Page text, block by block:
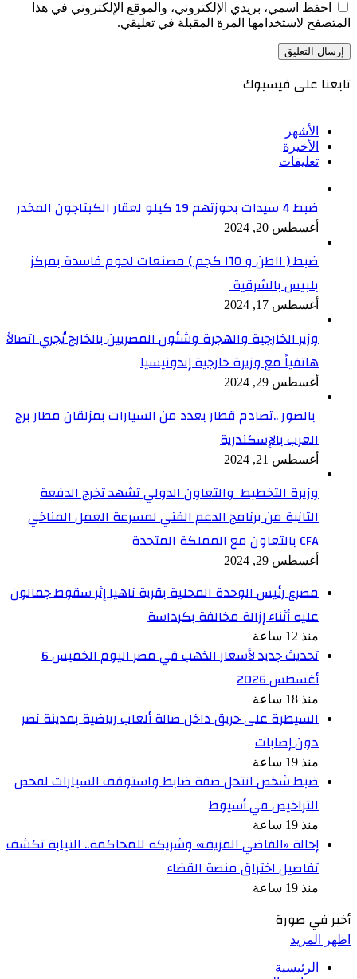
احفظ اسمي، بريدي الإلكتروني، والموقع الإلكتروني في هذا
المتصفح لاستخدامها المرة المقبلة في تعليقي.
تابعنا على فيسبوك
الأشهر
الأخيرة
تعليقات
ضبط 4 سيدات بحوزتهم 19 كيلو لعقار الكبتاجون المخدر
أغسطس 20, 2024
ضبط ( ١١طن و ١٦٥ كجم ) مصنعات لحوم فاسدة بمركز
بلبيس بالشرقية
أغسطس 17, 2024
وزير الخارجية والهجرة وشئون المصريين بالخارج يُجري اتصالاً
هاتفياً مع وزيرة خارجية إندونيسيا
أغسطس 29, 2024
بالصور ..تصادم قطار بعدد من السيارات بمزلقان مطار برج
العرب بالإسكندرية
أغسطس 21, 2024
وزيرة التخطيط والتعاون الدولي تشهد تخرج الدفعة
الثانية من برنامج الدعم الفني لمسرعة العمل المناخي
CFA بالتعاون مع المملكة المتحدة
أغسطس 29, 2024
مصرع رئيس الوحدة المحلية بقرية ناهيا إثر سقوط جمالون
عليه أثناء إزالة مخالفة بكرداسة
منذ 12 ساعة
تحديث جديد لأسعار الذهب في مصر اليوم الخميس 6
أغسطس 2026
منذ 18 ساعة
السيطرة على حريق داخل صالة ألعاب رياضية بمدينة نصر
دون إصابات
منذ 19 ساعة
ضبط شخص انتحل صفة ضابط واستوقف السيارات لفحص
التراخيص في أسيوط
منذ 19 ساعة
إحالة «القاضي المزيف» وشريكه للمحاكمة.. النيابة تكشف
تفاصيل اختراق منصة القضاء
منذ 19 ساعة
أخبر في صورة
اظهر المزيد
الرئيسية